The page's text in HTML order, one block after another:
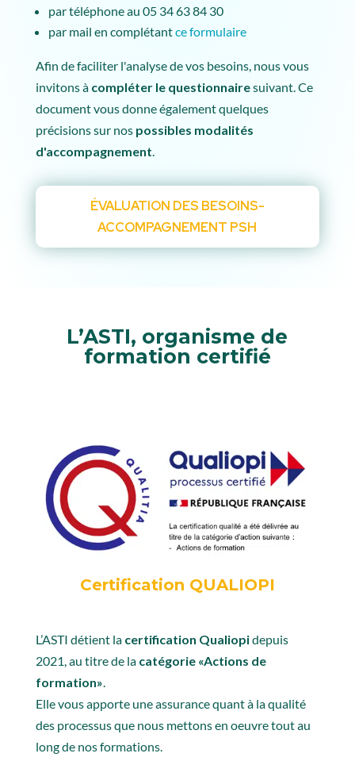
par téléphone au 05 34 63 84 30
par mail en complétantce formulaire
Afin de faciliter l'analyse de vos besoins, nous vous
invitons à compléter le questionnairesuivant. Ce
document vous donne également quelques
précisions sur nos possibles modalités
d'accompagnement.
ÉVALUATION DES BESOINS-
ACCOMPAGNEMENT PSH
L’ASTI, organisme de
formation certifié
Certification QUALIOPI
L’ASTI détient la certification Qualiopidepuis
2021, au titre de lacatégorie «Actions de
formation»
Elle vous apporte une assurance quant à la qualité
des processus que nous mettons en oeuvre tout au
long de nos formations.